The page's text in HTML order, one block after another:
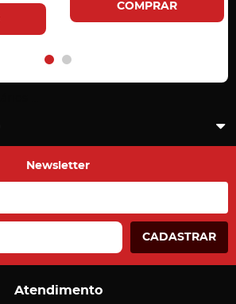
COMPRAR
Newsletter
CADASTRAR
Atendimento